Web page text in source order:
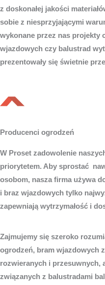
z doskonałej jakości
sobie z niesprzyjającymi
wykonane przez nas projekty
wjazdowych czy balustrad
prezentowały się świetnie
Producenci ogrodzeń
W Proset zadowolenie
priorytetem. Aby sprostać
osobom, nasza firma używa
i braz wjazdowych tylko
zapewniają wytrzymałość i
Zajmujemy się szeroko
ogrodzeń, bram wjazdowych
rozwieranych i przesuwnych,
związanych z balustradami